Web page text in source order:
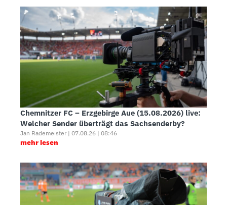
Chemnitzer FC – Erzgebirge Aue (15.08.2026) live:
Welcher Sender überträgt das Sachsenderby?
Jan Rademeister | 07.08.26 | 08:46
mehr lesen